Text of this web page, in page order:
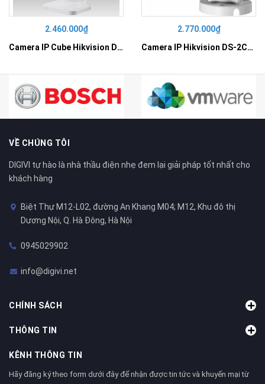
2.460.000₫
Camera IP Cube Hikvision DS-2CD2410F-I
2.770.000₫
Camera IP Hikvision DS-2CD2010F-I
VỀ CHÚNG TÔI
DIGIVI tự hào là nhà thầu điện nhẹ đem lại giải pháp tốt nhất cho
khách hàng
Biệt Thự M12-L02, đường An Khang M04; M12, Khu đô thị
Dương Nội, Q. Hà Đông, Hà Nội
0945029902
info@digivi.net
CHÍNH SÁCH
THÔNG TIN
KÊNH THÔNG TIN
Hãy đăng ký theo form dưới đây để nhận được tin tức và khuyến mại từ